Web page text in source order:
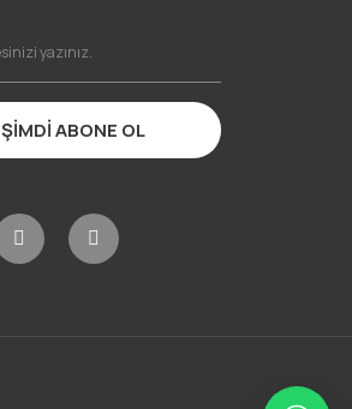
ŞİMDİ ABONE OL